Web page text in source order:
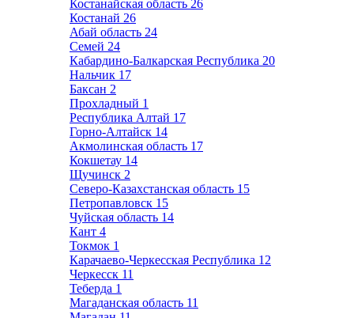
Костанайская область 26
Костанай 26
Абай область 24
Семей 24
Кабардино-Балкарская Республика 20
Нальчик 17
Баксан 2
Прохладный 1
Республика Алтай 17
Горно-Алтайск 14
Акмолинская область 17
Кокшетау 14
Щучинск 2
Северо-Казахстанская область 15
Петропавловск 15
Чуйская область 14
Кант 4
Токмок 1
Карачаево-Черкесская Республика 12
Черкесск 11
Теберда 1
Магаданская область 11